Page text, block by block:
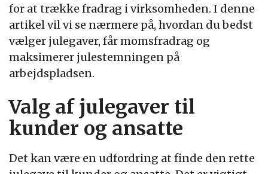
for at trække fradrag i virksomheden. I denne
artikel vil vi se nærmere på, hvordan du bedst
vælger julegaver, får momsfradrag og
maksimerer julestemningen på
arbejdspladsen.
Valg af julegaver til
kunder og ansatte
Det kan være en udfordring at finde den rette